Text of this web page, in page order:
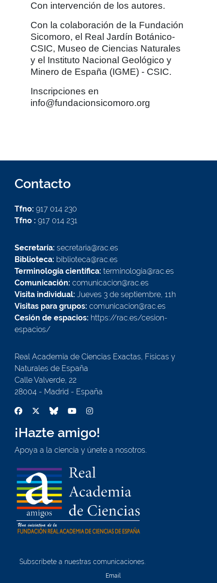
Con intervención de los autores.
Con la colaboración de la Fundación
Sicomoro, el Real Jardín Botánico-
CSIC, Museo de Ciencias Naturales
y el Instituto Nacional Geológico y
Minero de España (IGME) - CSIC.
Inscripciones en
info@fundacionsicomoro.org
Contacto
Tfno: 917 014 230
Tfno : 917 014 231
Secretaría: secretaria@rac.es
Biblioteca: biblioteca@rac.es
Terminología científica: terminologia@rac.es
Comunicación: comunicacion@rac.es
Visita individual: Jueves 3 de septiembre, 11h
Visitas para grupos: comunicacion@rac.es
Cesión de espacios: https://rac.es/cesion-
espacios/
Real Academia de Ciencias Exactas, Físicas y
Naturales de España
Calle Valverde, 22
28004 - Madrid - España
¡Hazte amigo!
Apoya a la ciencia y únete a nosotros.
Subscríbete a nuestras comunicaciones.
Email